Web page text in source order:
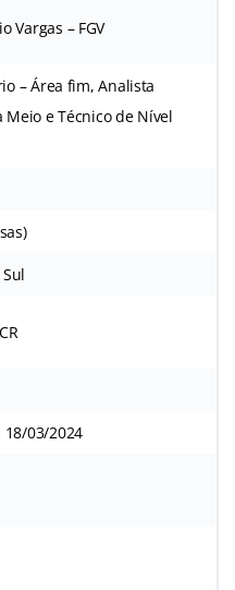
Vargas – FGV
– Área fim, Analista
Meio e Técnico de Nível
18/03/2024